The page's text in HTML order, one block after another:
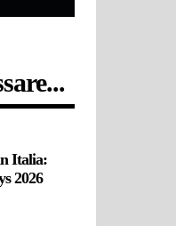
Italia:
2026